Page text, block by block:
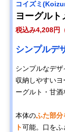
コイズミ
ヨーグル
税込み4,208円
シンプルデ
シンプルなデ
収納しやすい
ーグルト・甘酒
本体のふた部分
ト可能。口を